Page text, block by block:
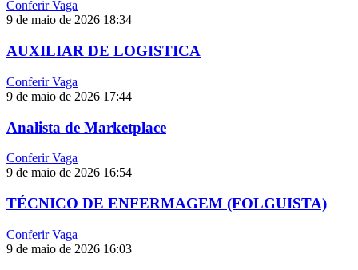
Conferir Vaga
9 de maio de 2026 18:34
AUXILIAR DE LOGISTICA
Conferir Vaga
9 de maio de 2026 17:44
Analista de Marketplace
Conferir Vaga
9 de maio de 2026 16:54
TÉCNICO DE ENFERMAGEM (FOLGUISTA)
Conferir Vaga
9 de maio de 2026 16:03